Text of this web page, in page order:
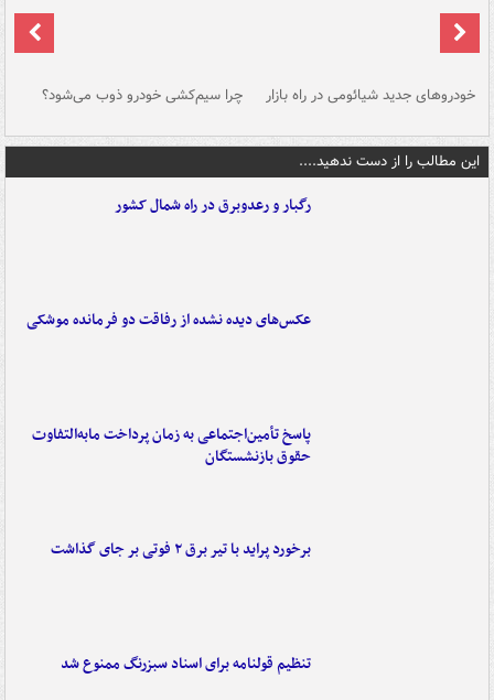
خودروهای جدید شیائومی در راه بازار چرا سیم‌کشی خودرو ذوب می‌شود؟
این مطالب را از دست ندهید....
رگبار و رعدوبرق در راه شمال کشور
عکس‌های دیده نشده از رفاقت دو فرمانده‌ موشکی
پاسخ تأمین‌اجتماعی به زمان پرداخت مابه‌التفاوت
حقوق بازنشستگان
برخورد پراید با تیر برق ۲ فوتی بر جای گذاشت
تنظیم قولنامه برای اسناد سبزرنگ ممنوع شد